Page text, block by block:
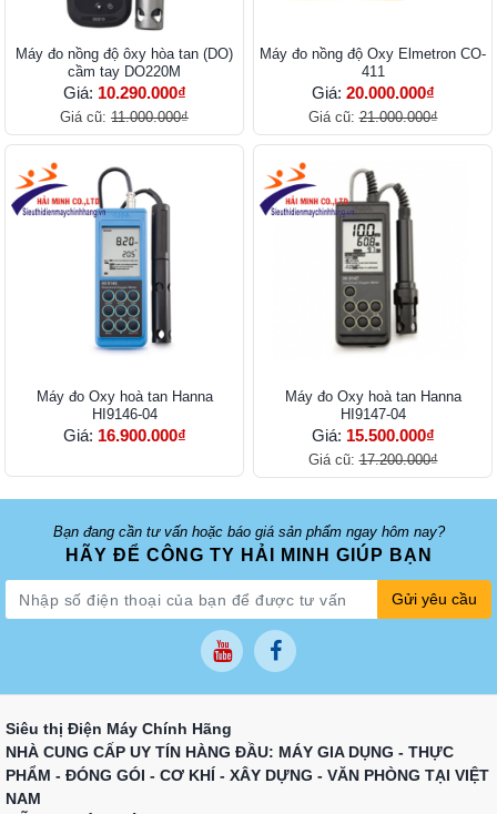
Máy đo nồng độ ôxy hòa tan (DO)
cầm tay DO220M
Giá: 10.290.000₫
Giá cũ: 11.000.000₫
Máy đo nồng độ Oxy Elmetron CO-
411
Giá: 20.000.000₫
Giá cũ:21.000.000₫
Máy đo Oxy hoà tan Hanna
HI9146-04
Giá: 16.900.000₫
Máy đo Oxy hoà tan Hanna
HI9147-04
Giá: 15.500.000₫
Giá cũ:17.200.000₫
Bạn đang cần tư vấn hoặc báo giá sản phẩm ngay hôm nay?
HÃY ĐỂ CÔNG TY HẢI MINH GIÚP BẠN
Gửi yêu cầu
Siêu thị Điện Máy Chính Hãng
NHÀ CUNG CẤP UY TÍN HÀNG ĐẦU: MÁY GIA DỤNG - THỰC
PHẨM - ĐÓNG GÓI - CƠ KHÍ - XÂY DỰNG - VĂN PHÒNG TẠI VIỆT
NAM